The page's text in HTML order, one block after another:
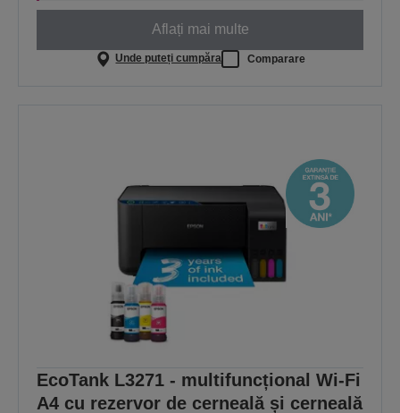
Aflați mai multe
Unde puteți cumpăra Comparare
EcoTank L3271 - multifuncțional Wi-Fi
A4 cu rezervor de cerneală și cerneală